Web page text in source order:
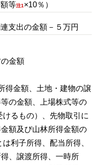
等注1 ×10％）
支出の金額－５万円
金額
金額、土地・建物の譲
の金額、上場株式等の
るもの）、先物取引に
額及び山林所得金額の
利子所得、配当所得、
、譲渡所得、一時所